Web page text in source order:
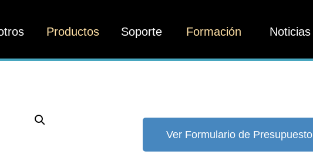
Productos Soporte Formación Noticias
Ver Formulario de Presupuesto